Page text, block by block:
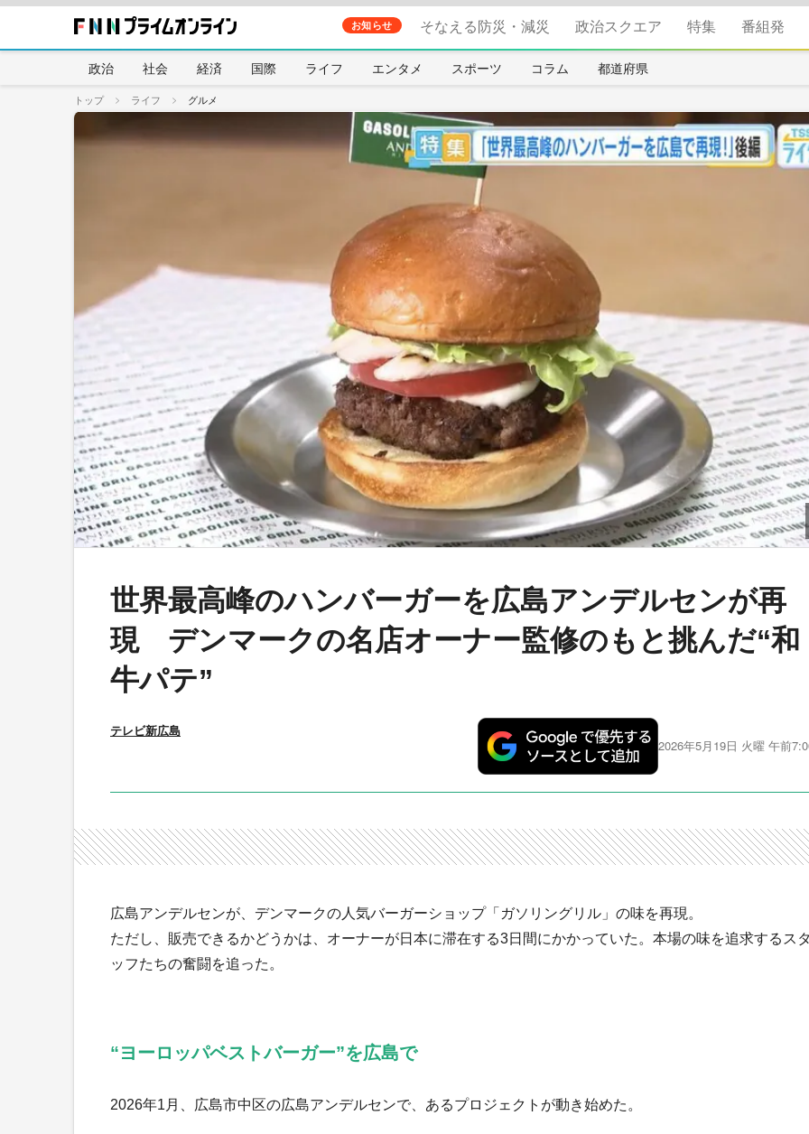
お知らせ そなえる防災・減災 政治スクエア 特集 番組発
政治 社会 経済 国際 ライフ エンタメ スポーツ コラム 都道府県
トップ ライフ グルメ
世界最高峰のハンバーガーを広島アンデルセンが再
現 デンマークの名店オーナー監修のもと挑んだ“和
牛パテ”
テレビ新広島
2026年5月19日 火曜 午前
広島アンデルセンが、デンマークの人気バーガーショップ「ガソリングリル」の味を再現。
ただし、販売できるかどうかは、オーナーが日本に滞在する3日間にかかっていた。本場の味を追求するス
ッフたちの奮闘を追った。
“ヨーロッパベストバーガー”を広島で
2026年1月、広島市中区の広島アンデルセンで、あるプロジェクトが動き始めた。